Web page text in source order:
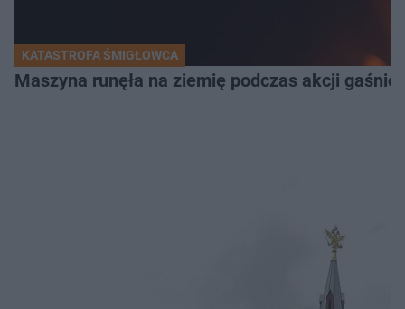
KATASTROFA ŚMIGŁOWCA
Maszyna runęła na ziemię podczas akcji